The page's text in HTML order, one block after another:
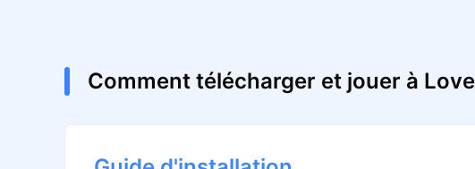
Comment télécharger et jouer à